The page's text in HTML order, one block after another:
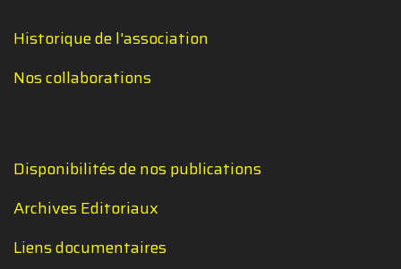
Historique de l'association
Nos collaborations
Disponibilités de nos publications
Archives Editoriaux
Liens documentaires